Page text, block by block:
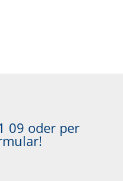
09 oder per